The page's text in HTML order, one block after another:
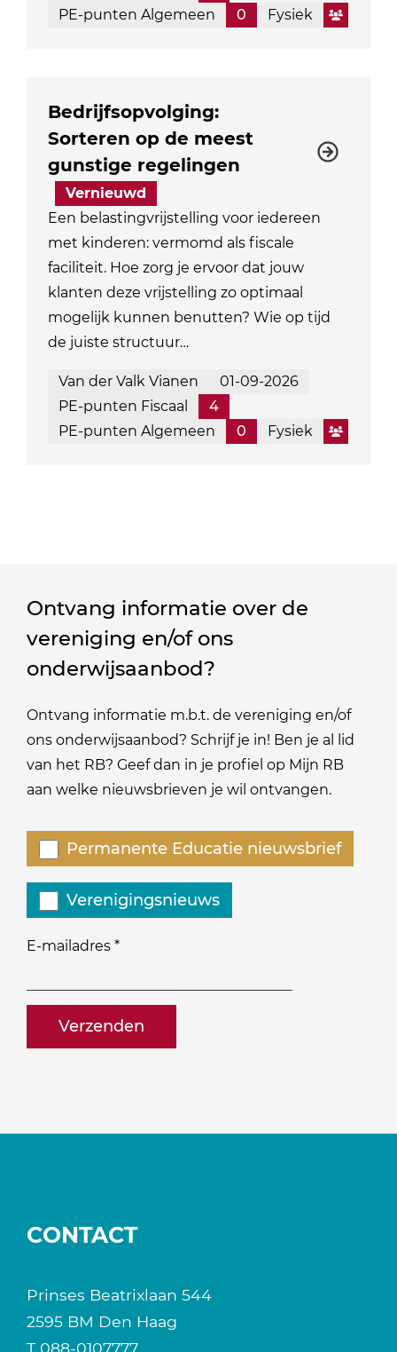
PE-punten Algemeen
0 Fysiek
Bedrijfsopvolging:
Sorteren op de meest
gunstige regelingen
Vernieuwd
Een belastingvrijstelling voor iedereen
met kinderen: vermomd als fiscale
faciliteit. Hoe zorg je ervoor dat jouw
klanten deze vrijstelling zo optimaal
mogelijk kunnen benutten? Wie op tijd
de juiste structuur…
Van der Valk Vianen
01-09-2026
PE-punten Fiscaal
4
PE-punten Algemeen
0 Fysiek
Ontvang informatie over de
vereniging en/of ons
onderwijsaanbod?
Ontvang informatie m.b.t. de vereniging en/of
ons onderwijsaanbod? Schrijf je in! Ben je al lid
van het RB? Geef dan in je profiel op Mijn RB
aan welke nieuwsbrieven je wil ontvangen.
E-mailadres *
naam@bedrijf.nl
Welke
nieuwsbrieven
zou
je
willen
Permanente Educatie nieuwsbrief
Verenigingsnieuws
CONTACT
Prinses Beatrixlaan 544
2595 BM Den Haag
T 088-0107777